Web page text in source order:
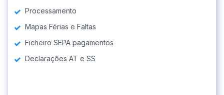
Processamento
Mapas Férias e Faltas
Ficheiro SEPA pagamentos
Declarações AT e SS